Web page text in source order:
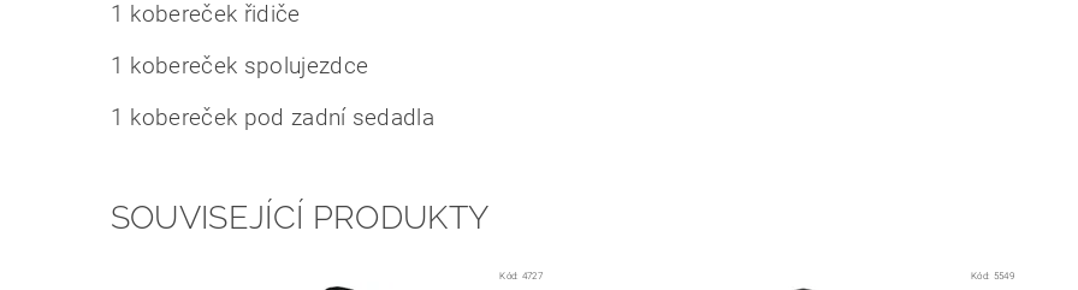
1 kobereček řidiče
1 kobereček spolujezdce
1 kobereček pod zadní sedadla
SOUVISEJÍCÍ PRODUKTY
Kód: 4727 Kód: 5549